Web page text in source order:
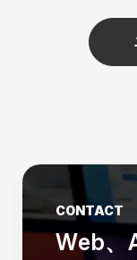
CONTACT
Web、